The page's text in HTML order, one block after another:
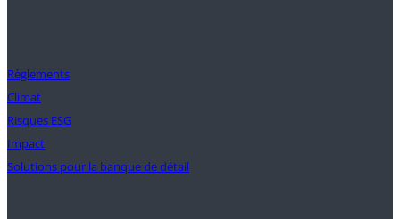
Règlements
Climat
Risques ESG
Impact
Solutions pour la banque de détail